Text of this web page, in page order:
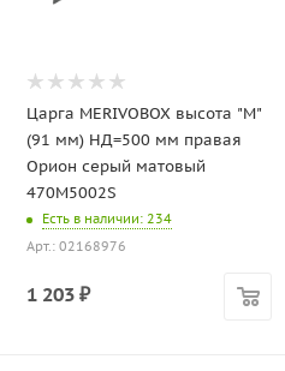
Царга MERIVOBOX высота "M"
(91 мм) НД=500 мм правая
Орион серый матовый
470M5002S
Есть в наличии: 234
Арт.: 02168976
1 203 ₽